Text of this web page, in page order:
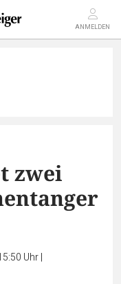
ANMELDEN
zwei
Uhr|